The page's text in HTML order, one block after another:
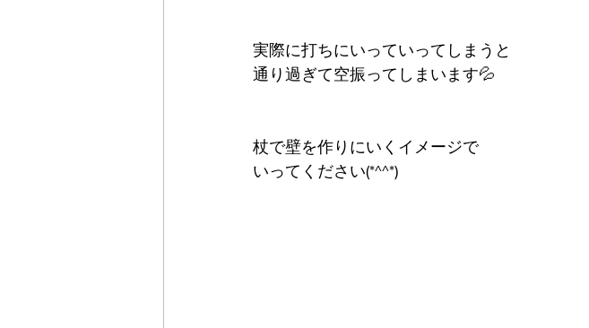
実際に打ちにいっていってしまうと
通り過ぎて空振ってしまいます💦
杖で壁を作りにいくイメージで
いってください(*^^*)